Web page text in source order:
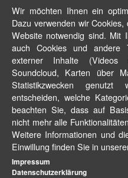
Wir möchten Ihnen ein
Dazu verwenden wir
Website notwendig sind. Mit
auch Cookies und andere
externer Inhalte
Soundcloud, Karten über
Statistikzwecken
entscheiden, welche
beachten Sie, dass auf
nicht mehr alle
Weitere Informationen und
Einwillung finden Sie in
Impressum
Datenschutzerklärung